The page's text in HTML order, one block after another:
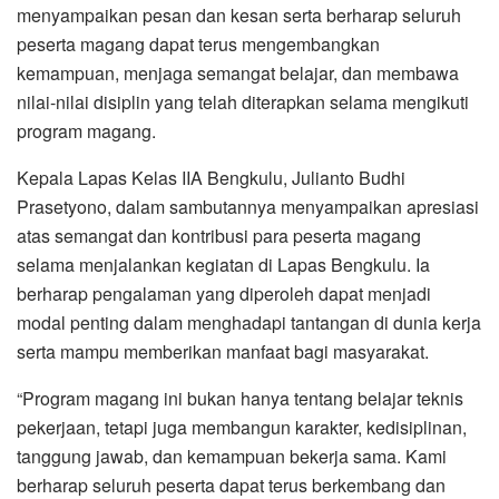
menyampaikan pesan dan kesan serta berharap seluruh
peserta magang dapat terus mengembangkan
kemampuan, menjaga semangat belajar, dan membawa
nilai-nilai disiplin yang telah diterapkan selama mengikuti
program magang.
Kepala Lapas Kelas IIA Bengkulu, Julianto Budhi
Prasetyono, dalam sambutannya menyampaikan apresiasi
atas semangat dan kontribusi para peserta magang
selama menjalankan kegiatan di Lapas Bengkulu. Ia
berharap pengalaman yang diperoleh dapat menjadi
modal penting dalam menghadapi tantangan di dunia kerja
serta mampu memberikan manfaat bagi masyarakat.
“Program magang ini bukan hanya tentang belajar teknis
pekerjaan, tetapi juga membangun karakter, kedisiplinan,
tanggung jawab, dan kemampuan bekerja sama. Kami
berharap seluruh peserta dapat terus berkembang dan